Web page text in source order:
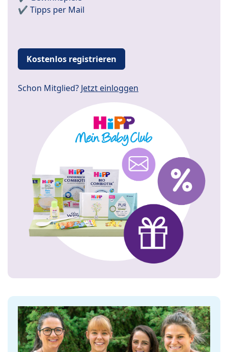
✔️ Tipps per Mail
Kostenlos registrieren
Schon Mitglied? Jetzt einloggen